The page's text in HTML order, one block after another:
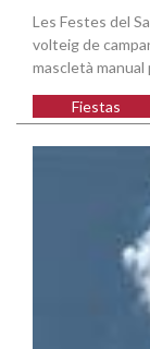
Les Festes del
volteig de
mascletà
Fiestas